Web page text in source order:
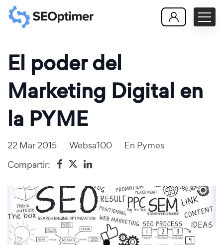
El poder del
Marketing Digital en
la PYME
22 Mar 2015 Websa100 En Pymes
Compartir: